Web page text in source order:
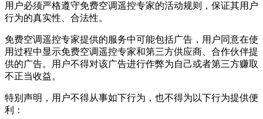
用户必须严格遵守免费空调遥控专家的活动规则，保证其用户
行为的真实性、合法性。
免费空调遥控专家提供的服务中可能包括广告，用户同意在使
用过程中显示免费空调遥控专家和第三方供应商、合作伙伴提
供的广告。用户不得对该广告进行作弊为自己或者第三方赚取
不正当收益。
特别声明，用户不得从事如下行为，也不得为以下行为提供便
利：